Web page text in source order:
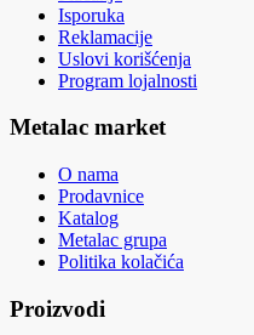
Isporuka
Reklamacije
Uslovi korišćenja
Program lojalnosti
Metalac market
O nama
Prodavnice
Katalog
Metalac grupa
Politika kolačića
Proizvodi